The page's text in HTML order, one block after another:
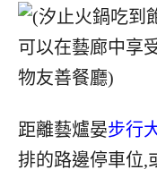
距離藝爐晏步行
排的路邊停車位,